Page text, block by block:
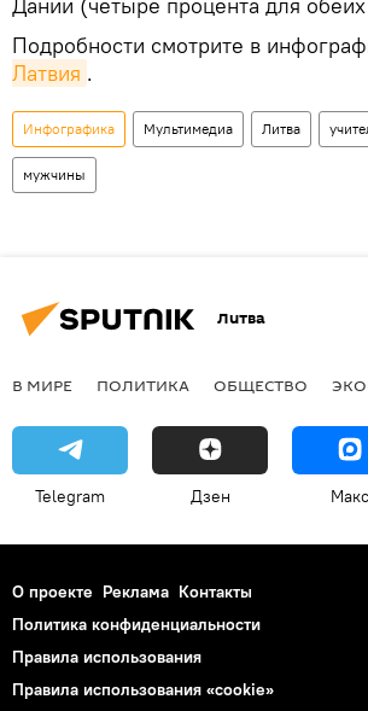
Подробности смотрите в
Латвия .
Инфографика Мультимедиа Литва
мужчины
Литва
В МИРЕ ПОЛИТИКА ОБЩЕСТВО
Telegram Дзен Макс
О проекте Реклама Контакты
Политика конфиденциальности
Правила использования
Правила использования «cookie»